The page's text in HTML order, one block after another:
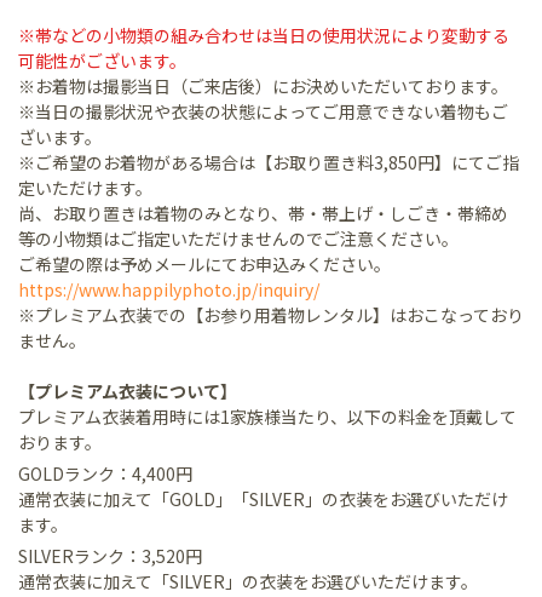
※帯などの小物類の組み合わせは当日の使用状況により変動する
可能性がございます。
※お着物は撮影当日（ご来店後）にお決めいただいております。
※当日の撮影状況や衣装の状態によってご用意できない着物もご
ざいます。
※ご希望のお着物がある場合は【お取り置き料3,850円】にてご指
定いただけます。
尚、お取り置きは着物のみとなり、帯・帯上げ・しごき・帯締め
等の小物類はご指定いただけませんのでご注意ください。
ご希望の際は予めメールにてお申込みください。
https://www.happilyphoto.jp/inquiry/
※プレミアム衣装での【お参り用着物レンタル】はおこなっており
ません。
【プレミアム衣装について】
プレミアム衣装着用時には1家族様当たり、以下の料金を頂戴して
おります。
GOLDランク：4,400円
通常衣装に加えて「GOLD」「SILVER」の衣装をお選びいただけ
ます。
SILVERランク：3,520円
通常衣装に加えて「SILVER」の衣装をお選びいただけます。